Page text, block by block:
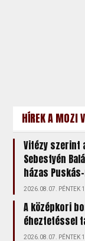
HÍREK A MOZI
Vitézy szerint
Sebestyén
házas
2026.08.07. PÉNTEK
A középkori
éheztetéssel
2026.08.07. PÉNTEK